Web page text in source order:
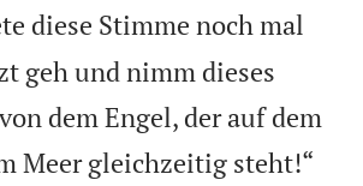
diese Stimme noch mal
geh und nimm dieses
dem Engel, der auf dem
Meer gleichzeitig steht!“